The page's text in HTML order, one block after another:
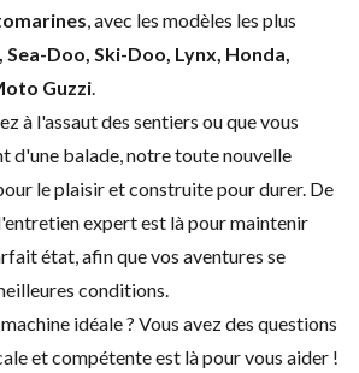
, avec les modèles les plus
Sea-Doo, Ski-Doo, Lynx, Honda,
Guzzi.
à l'assaut des sentiers ou que vous
d'une balade, notre toute nouvelle
le plaisir et construite pour durer. De
entretien expertest là pour maintenir
état, afin que vos aventures se
conditions.
idéale ? Vous avez des questions
et compétente est là pour vous aider !